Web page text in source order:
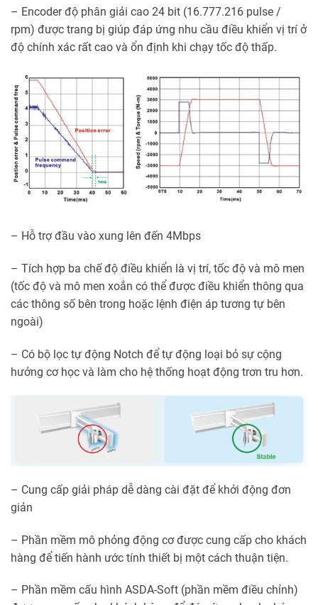
– Encoder độ phân giải cao 24 bit (16.777.216 pulse /
rpm) được trang bị giúp đáp ứng nhu cầu điều khiển vị trí ở
độ chính xác rất cao và ổn định khi chạy tốc độ thấp.
– Hỗ trợ đầu vào xung lên đến 4Mbps
– Tích hợp ba chế độ điều khiển là vị trí, tốc độ và mô men
(tốc độ và mô men xoắn có thể được điều khiển thông qua
các thông số bên trong hoặc lệnh điện áp tương tự bên
ngoài)
– Có bộ lọc tự động Notch để tự động loại bỏ sự cộng
hưởng cơ học và làm cho hệ thống hoạt động trơn tru hơn.
– Cung cấp giải pháp dễ dàng cài đặt để khởi động đơn
giản
– Phần mềm mô phỏng động cơ được cung cấp cho khách
hàng để tiến hành ước tính thiết bị một cách thuận tiện.
– Phần mềm cấu hình ASDA-Soft (phần mềm điều chỉnh)